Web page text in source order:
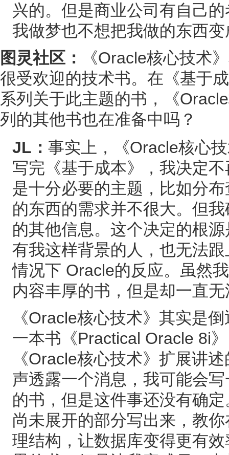
兴的。但是商业公司有自己
我做梦也不想把我做的东西
图灵社区：
《Oracle核心技术
很受欢迎的技术书。在《基于
系列关于此主题的书，《
列的其他书也在准备中吗？
JL： 事实上，《Oracle核心
写完《基于成本》，我决定
是十分必要的主题，比如分
的东西的需求并不很大。但
的其他信息。这个决定的根
有我这样背景的人，也无法
情况下 Oracle的反应。虽然
内容丰厚的书，但是却一直
《Oracle核心技术》其实是
一本书《Practical Oracle 8i
《Oracle核心技术》扩展讲
声透露一个消息，我可能会
的书，但是这件事还没有确
尚未展开的部分写出来，教
理结构，让数据库变得更有